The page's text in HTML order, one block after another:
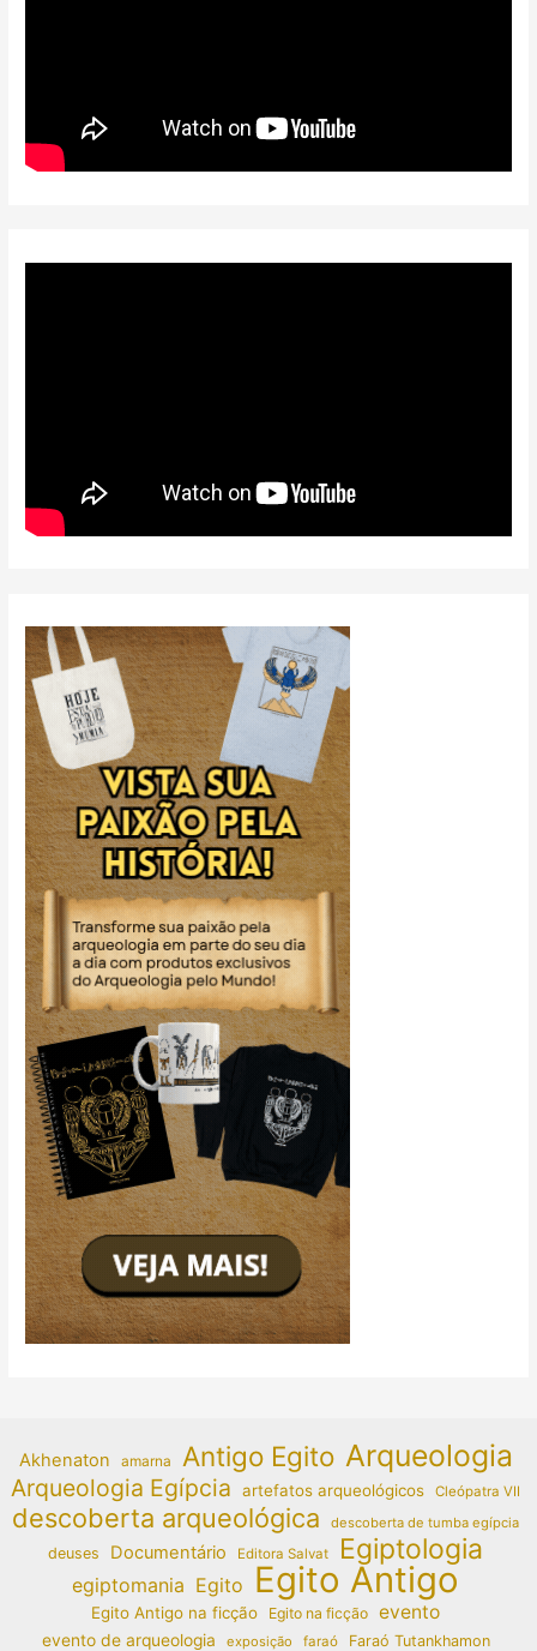
Akhenaton amarna Antigo Egito Arqueologia
Arqueologia Egípcia artefatos arqueológicos Cleópatra VII
descoberta arqueológica descoberta de tumba egípcia
deuses Documentário Editora Salvat Egiptologia
egiptomania Egito Egito Antigo
Egito Antigo na ficção Egito na ficção evento
evento de arqueologia exposição faraó Faraó Tutankhamon